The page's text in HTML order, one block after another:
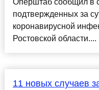
Оперштаб сообщил в
подтвержденных за
коронавирусной
Ростовской области....
11 новых случаев